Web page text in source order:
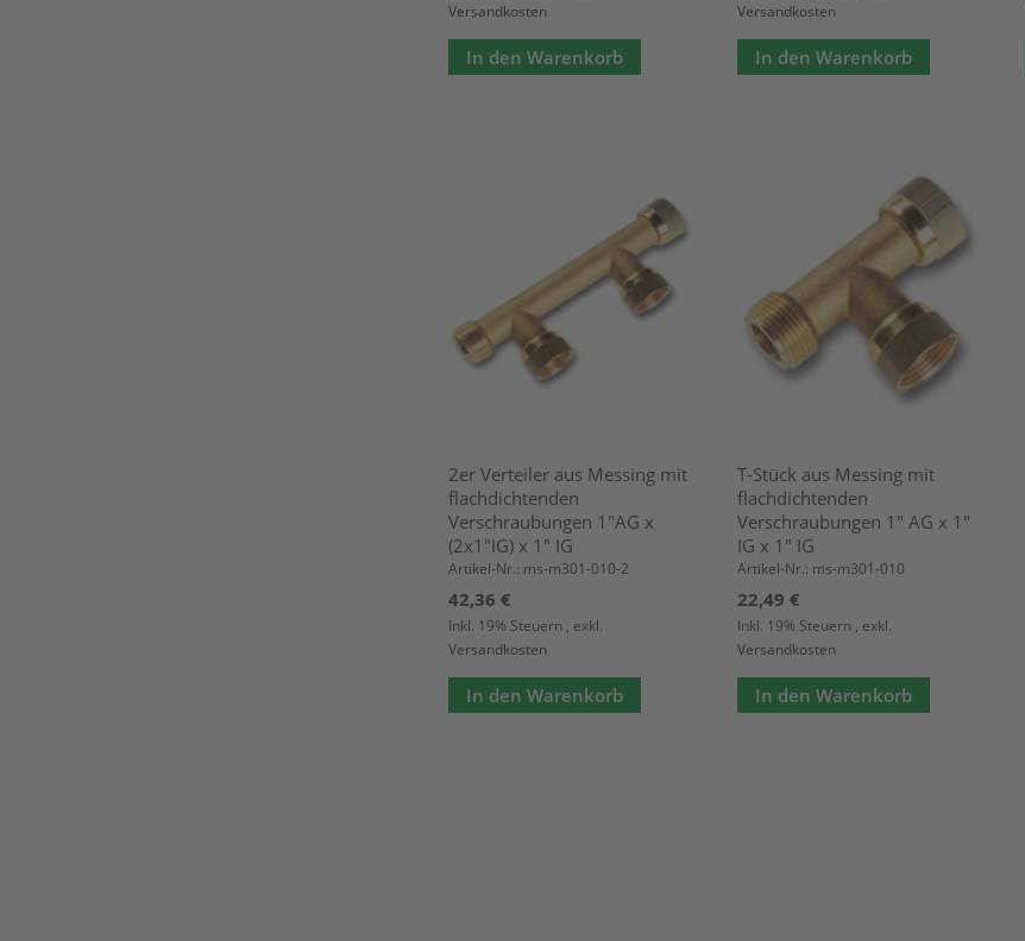
Versandkosten
In den Warenkorb
Versandkosten
In den Warenkorb
2er Verteiler aus Messing mit
flachdichtenden
Verschraubungen 1"AG x
(2x1"IG) x 1" IG
Artikel-Nr.: ms-m301-010-2
42,36 €
Inkl. 19% Steuern , exkl.
Versandkosten
In den Warenkorb
T-Stück aus Messing mit
flachdichtenden
Verschraubungen 1" AG x 1"
IG x 1" IG
Artikel-Nr.: ms-m301-010
22,49 €
Inkl. 19% Steuern , exkl.
Versandkosten
In den Warenkorb